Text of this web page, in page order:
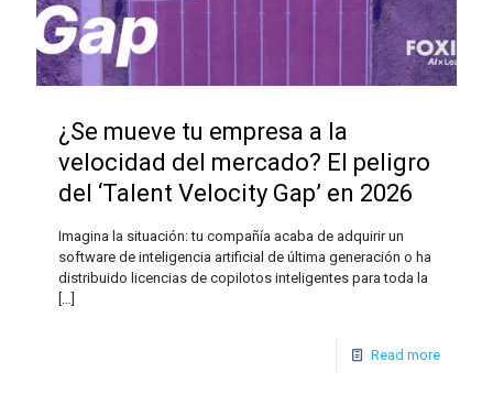
¿Se mueve tu empresa a la
velocidad del mercado? El peligro
del ‘Talent Velocity Gap’ en 2026
Imagina la situación: tu compañía acaba de adquirir un
software de inteligencia artificial de última generación o ha
distribuido licencias de copilotos inteligentes para toda la
Read more